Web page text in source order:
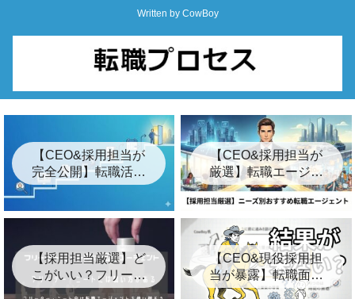
Written by CowBoy
【CEO&採用担当が
完全公開】転職活動
の始め方ロードマッ
順」
【CEO&採用担当が
厳選】転職エージェ
ントおすすめ24選&
裏事情【2026年最
【採用担当厳選】ど
こがいい？フリータ
ー・ニート向けおす
【CEO&現役採用担
当が暴露】転職面接
の結果が遅い3つの裏